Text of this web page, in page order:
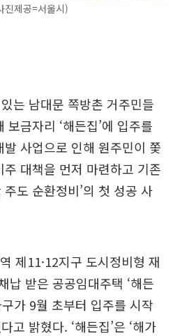
제공=서울시)
는 남대문 쪽방촌 거주민들
금자리 ‘해든집’에 입주를
사업으로 인해 원주민이 쫓
대책을 먼저 마련하고 기존
도 순환정비’의 첫 성공 사
제11·12지구 도시정비형 재
납 받은 공공임대주택 ‘해든
가 9월 초부터 입주를 시작
고 밝혔다. ‘해든집’은 ‘해가